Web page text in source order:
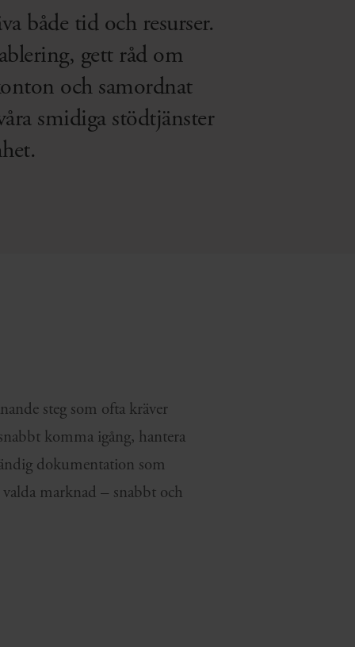
både tid och resurser.
gett råd om
och samordnat
smidiga stödtjänster
steg som ofta kräver
komma igång, hantera
dokumentation som
marknad – snabbt och